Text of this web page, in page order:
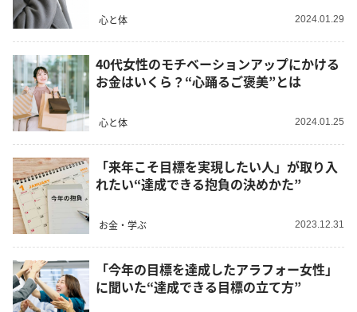
心と体 2024.01.29
40代女性のモチベーションアップにかける
お金はいくら？“心踊るご褒美”とは
心と体 2024.01.25
「来年こそ目標を実現したい人」が取り入
れたい“達成できる抱負の決めかた”
お金・学ぶ 2023.12.31
「今年の目標を達成したアラフォー女性」
に聞いた“達成できる目標の立て方”